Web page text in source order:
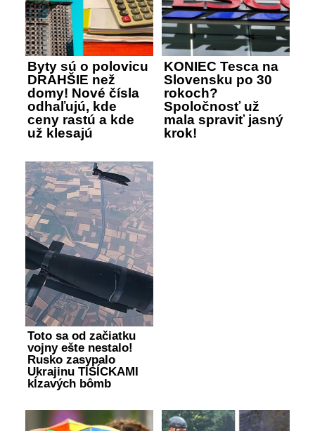
Byty sú o polovicu
DRAHŠIE než
domy! Nové čísla
odhaľujú, kde
ceny rastú a kde
už klesajú
KONIEC Tesca na
Slovensku po 30
rokoch?
Spoločnosť už
mala spraviť jasný
krok!
Toto sa od začiatku
vojny ešte nestalo!
Rusko zasypalo
Ukrajinu TISÍCKAMI
kĺzavých bômb